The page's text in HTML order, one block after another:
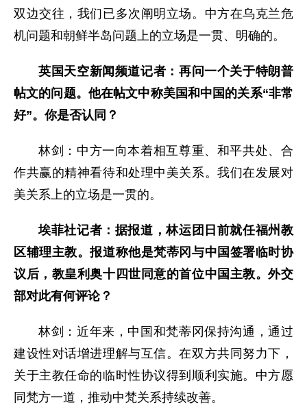
双边交往，我们已多次阐明立场。中方在乌克兰危
机问题和朝鲜半岛问题上的立场是一贯、明确的。
英国天空新闻频道记者：再问一个关于特朗普
帖文的问题。他在帖文中称美国和中国的关系“非常
好”。你是否认同？
林剑：中方一向本着相互尊重、和平共处、合
作共赢的精神看待和处理中美关系。我们在发展对
美关系上的立场是一贯的。
埃菲社记者：据报道，林运团日前就任福州教
区辅理主教。报道称他是梵蒂冈与中国签署临时协
议后，教皇利奥十四世同意的首位中国主教。外交
部对此有何评论？
林剑：近年来，中国和梵蒂冈保持沟通，通过
建设性对话增进理解与互信。在双方共同努力下，
关于主教任命的临时性协议得到顺利实施。中方愿
同梵方一道，推动中梵关系持续改善。